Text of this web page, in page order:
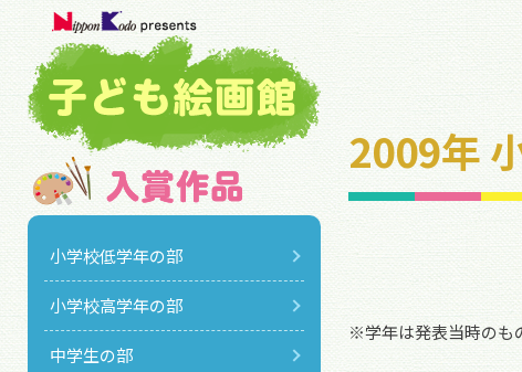
小学校低学年の部
小学校高学年の部
中学生の部
2009年
※学年は発表当時のも